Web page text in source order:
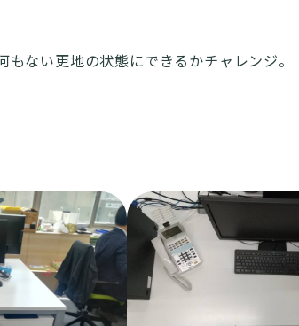
もない更地の状態にできるかチャレンジ。